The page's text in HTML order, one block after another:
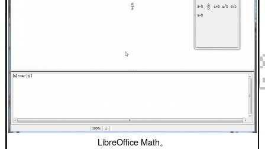
LibreOffice Math。